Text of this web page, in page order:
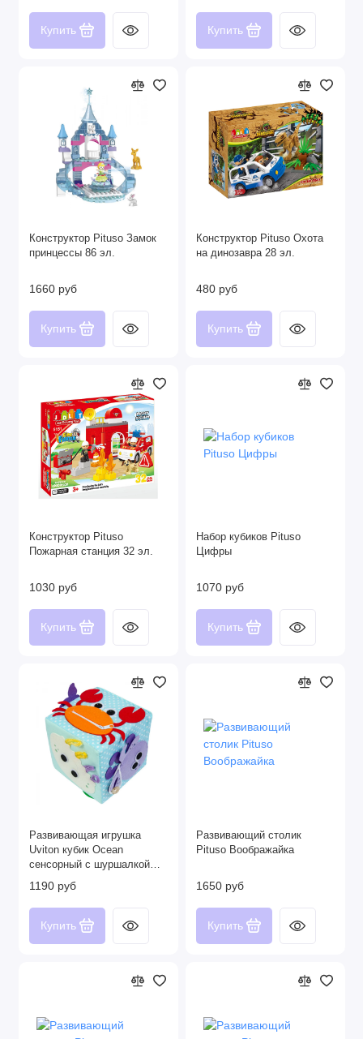
Купить Купить
Конструктор Pituso Замок
принцессы 86 эл.
1660 руб
Купить
Конструктор Pituso Охота
на динозавра 28 эл.
480 руб
Купить
Конструктор Pituso
Пожарная станция 32 эл.
1030 руб
Купить
Набор кубиков Pituso
Цифры
1070 руб
Купить
Развивающая игрушка
Uviton кубик Ocean
сенсорный с шуршалкой
0266
1190 руб
Купить
Развивающий столик
Pituso Воображайка
1650 руб
Купить